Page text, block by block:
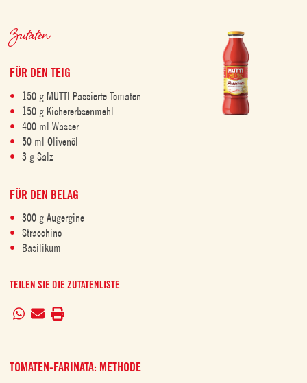
Zutaten
FÜR DEN TEIG
150 g MUTTI Passierte Tomaten
150 g Kichererbsenmehl
400 ml Wasser
50 ml Olivenöl
3 g Salz
FÜR DEN BELAG
300 g Augergine
Stracchino
Basilikum
TEILEN SIE DIE ZUTATENLISTE
TOMATEN-FARINATA: METHODE